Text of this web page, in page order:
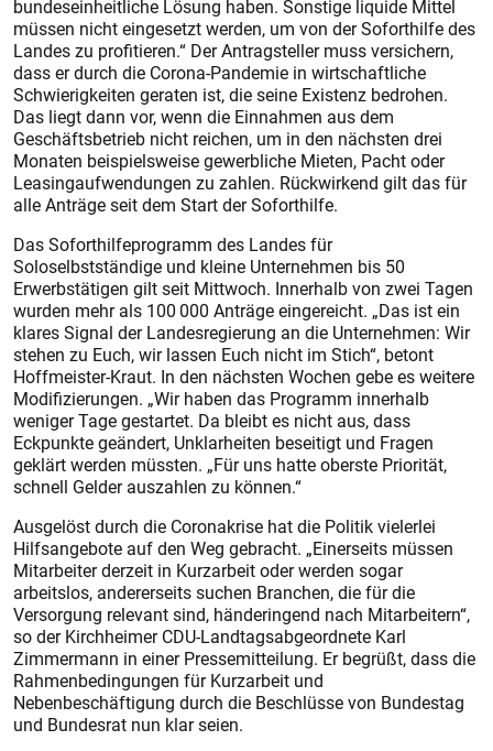
bundeseinheitliche Lösung haben. Sonstige liquide Mittel
müssen nicht eingesetzt werden, um von der Soforthilfe des
Landes zu profitieren.“ Der Antragsteller muss versichern,
dass er durch die Corona-Pandemie in wirtschaftliche
Schwierigkeiten geraten ist, die seine Existenz bedrohen.
Das liegt dann vor, wenn die Einnahmen aus dem
Geschäftsbetrieb nicht reichen, um in den nächsten drei
Monaten beispielsweise gewerbliche Mieten, Pacht oder
Leasingaufwendungen zu zahlen. Rückwirkend gilt das für
alle Anträge seit dem Start der Soforthilfe.
Das Soforthilfeprogramm des Landes für
Soloselbstständige und kleine Unternehmen bis 50
Erwerbstätigen gilt seit Mittwoch. Innerhalb von zwei Tagen
wurden mehr als 100 000 Anträge eingereicht. „Das ist ein
klares Signal der Landesregierung an die Unternehmen: Wir
stehen zu Euch, wir lassen Euch nicht im Stich“, betont
Hoffmeister-Kraut. In den nächs­ten Wochen gebe es weitere
Modifizierungen. „Wir haben das Programm innerhalb
weniger Tage gestartet. Da bleibt es nicht aus, dass
Eckpunkte geändert, Unklarheiten beseitigt und Fragen
geklärt werden müssten. „Für uns hatte oberste Priorität,
schnell Gelder auszahlen zu können.“
Ausgelöst durch die Coronakrise hat die Politik vielerlei
Hilfsangebote auf den Weg gebracht. „Einerseits müssen
Mitarbeiter derzeit in Kurzarbeit oder werden sogar
arbeitslos, andererseits suchen Branchen, die für die
Versorgung relevant sind, händeringend nach Mitarbeitern“,
so der Kirchheimer CDU-Landtagsabgeordnete Karl
Zimmermann in einer Pressemitteilung. Er begrüßt, dass die
Rahmenbedingungen für Kurzarbeit und
Nebenbeschäftigung durch die Beschlüsse von Bundestag
und Bundesrat nun klar seien.